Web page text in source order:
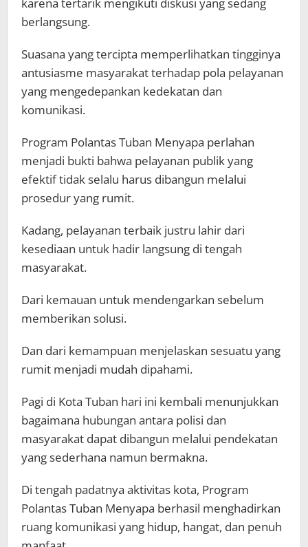
berlangsung.
Suasana yang tercipta memperlihatkan tingginya
antusiasme masyarakat terhadap pola pelayanan
yang mengedepankan kedekatan dan
komunikasi.
Program Polantas Tuban Menyapa perlahan
menjadi bukti bahwa pelayanan publik yang
efektif tidak selalu harus dibangun melalui
prosedur yang rumit.
Kadang, pelayanan terbaik justru lahir dari
kesediaan untuk hadir langsung di tengah
masyarakat.
Dari kemauan untuk mendengarkan sebelum
memberikan solusi.
Dan dari kemampuan menjelaskan sesuatu yang
rumit menjadi mudah dipahami.
Pagi di Kota Tuban hari ini kembali menunjukkan
bagaimana hubungan antara polisi dan
masyarakat dapat dibangun melalui pendekatan
yang sederhana namun bermakna.
Di tengah padatnya aktivitas kota, Program
Polantas Tuban Menyapa berhasil menghadirkan
ruang komunikasi yang hidup, hangat, dan penuh